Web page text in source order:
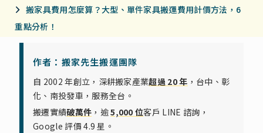
搬家具費用怎麼算？大型、單件家具搬運費用計價方法，6
重點分析！
作者：搬家先生搬運團隊
自 2002 年創立，深耕搬家產業超過 20 年 ，台中、彰
化、南投發車，服務全台。
搬遷實績破萬件 ，逾5,000 位客戶 LINE 諮詢，
Google 評價 4.9 星。